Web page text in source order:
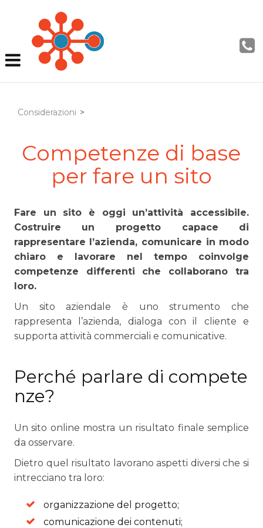
Considerazioni >
Competenze di base
per fare un sito
Fare un sito è oggi un’attività accessibile.
Costruire un progetto capace di
rappresentare l’azienda, comunicare in modo
chiaro e lavorare nel tempo coinvolge
competenze differenti che collaborano tra
loro.
Un sito aziendale è uno strumento che
rappresenta l’azienda, dialoga con il cliente e
supporta attività commerciali e comunicative.
Perché parlare di compete
nze?
Un sito online mostra un risultato finale semplice
da osservare.
Dietro quel risultato lavorano aspetti diversi che si
intrecciano tra loro:
organizzazione del progetto;
comunicazione dei contenuti;